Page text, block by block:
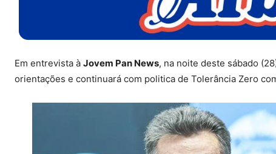
Em entrevista à Jovem Pan News, na noite deste sábado
orientações e continuará com politica de Tolerância Zero